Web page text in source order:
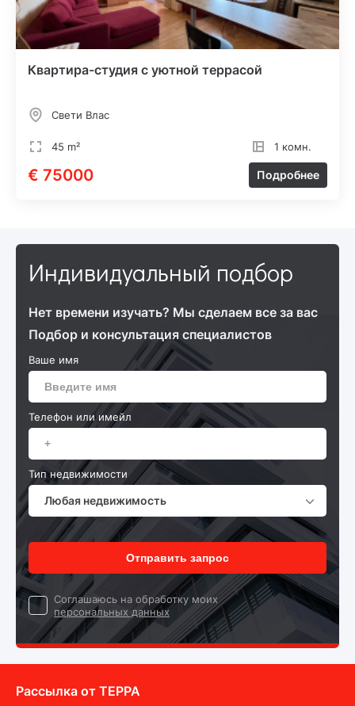
Квартира-студия с уютной террасой
Свети Влас
45 m² 1 комн.
€ 75000 Подробнее
Индивидуальный подбор
Нет времени изучать? Мы сделаем все за вас
Подбор и консультация специалистов
Ваше имя
Телефон или имейл
Тип недвижимости
Любая недвижимость
Отправить запрос
Cоглашаюсь на обработку моих
персональных данных
Рассылка от ТEPPA